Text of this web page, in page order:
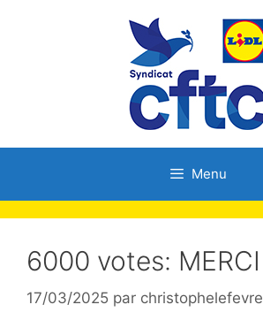
Menu
6000 votes: MERCI
17/03/2025 par christophelefevre